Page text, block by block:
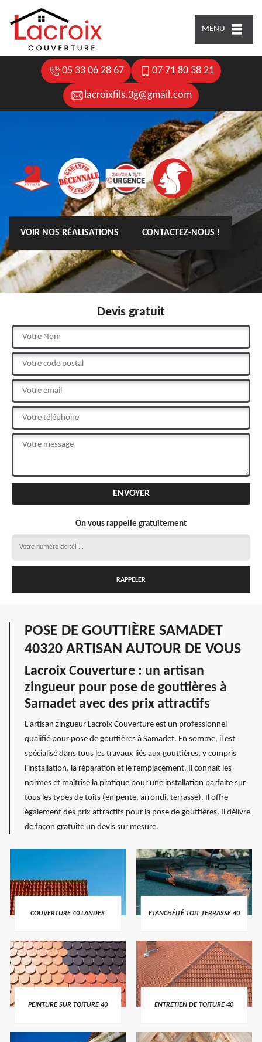
MENU
05 33 06 28 67 07 71 80 38 21
lacroixfils.3g@gmail.com
VOIR NOS RÉALISATIONS CONTACTEZ-NOUS !
Devis gratuit
On vous rappelle gratuitement
POSE DE GOUTTIÈRE SAMADET
40320 ARTISAN AUTOUR DE VOUS
Lacroix Couverture : un artisan
zingueur pour pose de gouttières à
Samadet avec des prix attractifs
L'artisan zingueur Lacroix Couverture est un professionnel
qualifié pour pose de gouttières à Samadet. En somme, il est
spécialisé dans tous les travaux liés aux gouttières, y compris
l'installation, la réparation et le remplacement. Il connaît les
normes et maîtrise la pratique pour une installation parfaite sur
tous les types de toits (en pente, arrondi, terrasse). Il offre
également des prix attractifs pour la pose de gouttières. Il délivre
de façon gratuite un devis sur mesure.
COUVERTURE 40 LANDES ETANCHÉITÉ TOIT TERRASSE 40
PEINTURE SUR TOITURE 40 ENTRETIEN DE TOITURE 40